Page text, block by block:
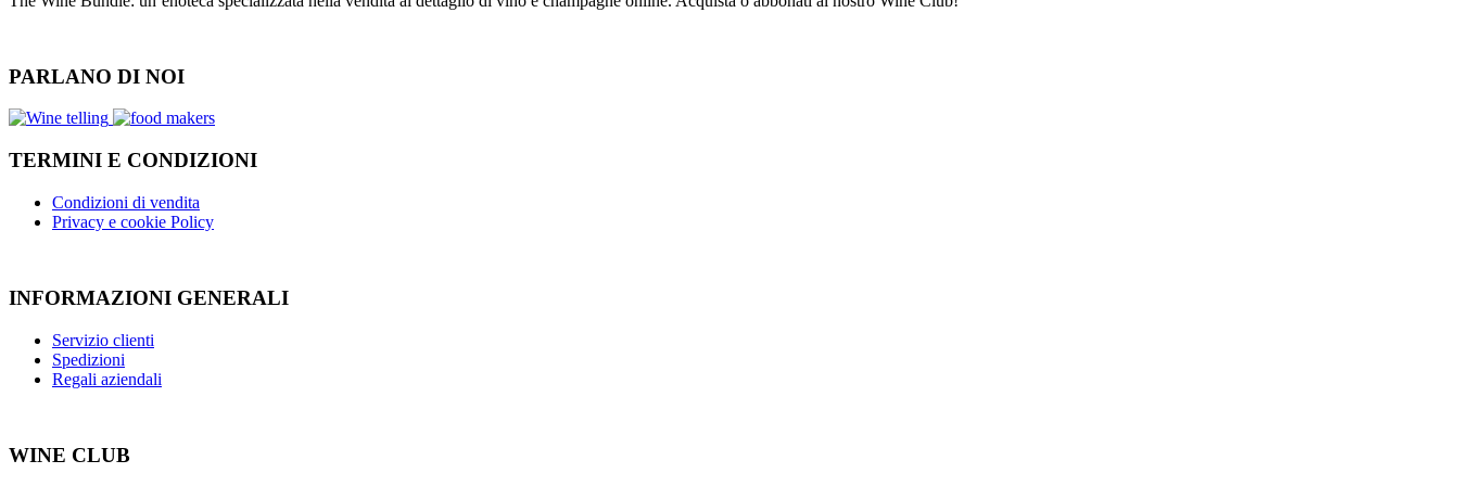
PARLANO DI NOI
TERMINI E CONDIZIONI
Condizioni di vendita
Privacy e cookie Policy
INFORMAZIONI GENERALI
Servizio clienti
Spedizioni
Regali aziendali
WINE CLUB